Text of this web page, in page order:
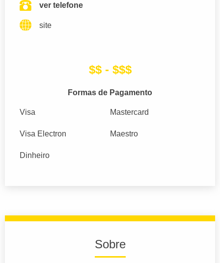
ver telefone
site
$$ - $$$
Formas de Pagamento
Visa Mastercard
Visa Electron Maestro
Dinheiro
Sobre